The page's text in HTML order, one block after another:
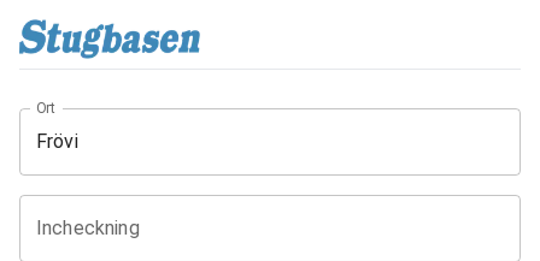
Ort
Incheckning